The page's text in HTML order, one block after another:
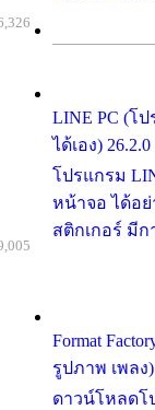
LINE PC (โ
ได้เอง) 26.2.0
โปรแกรม
หน้าจอ ได้อย่
สติกเกอร์ มีก
Format
รูปภาพ เพลง)
ดาวน์โหลดโ